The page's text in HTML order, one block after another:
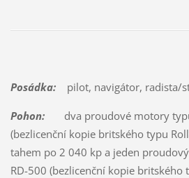
Posádka:pilot, navigátor, radista/
Pohon:dva proudové motory typu
(bezlicenční kopie britského typu
tahem po 2 040 kp a jeden
RD-500 (bezlicenční kopie britského